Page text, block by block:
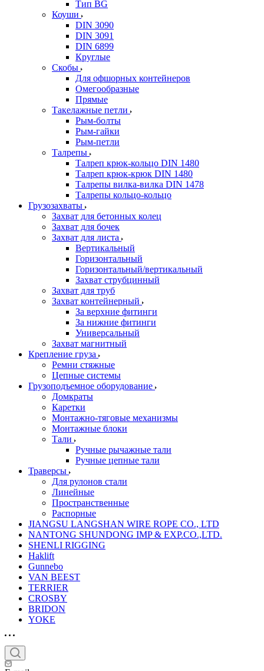
Тип BG
Коуши
DIN 3090
DIN 3091
DIN 6899
Круглые
Скобы
Для офшорных контейнеров
Омегообразные
Прямые
Такелажные петли
Рым-болты
Рым-гайки
Рым-петли
Талрепы
Талреп крюк-кольцо DIN 1480
Талреп крюк-крюк DIN 1480
Талрепы вилка-вилка DIN 1478
Талрепы кольцо-кольцо
Грузозахваты
Захват для бетонных колец
Захват для бочек
Захват для листа
Вертикальный
Горизонтальный
Горизонтальный/вертикальный
Захват струбцинный
Захват для труб
Захват контейнерный
За верхние фитинги
За нижние фитинги
Универсальный
Захват магнитный
Крепление груза
Ремни стяжные
Цепные системы
Грузоподъемное оборудование
Домкраты
Каретки
Монтажно-тяговые механизмы
Монтажные блоки
Тали
Ручные рычажные тали
Ручные цепные тали
Траверсы
Для рулонов стали
Линейные
Пространственные
Распорные
JIANGSU LANGSHAN WIRE ROPE CO., LTD
NANTONG SHUNDONG IMP & EXP.CO.,LTD.
SHENLI RIGGING
Haklift
Gunnebo
VAN BEEST
TERRIER
CROSBY
BRIDON
YOKE